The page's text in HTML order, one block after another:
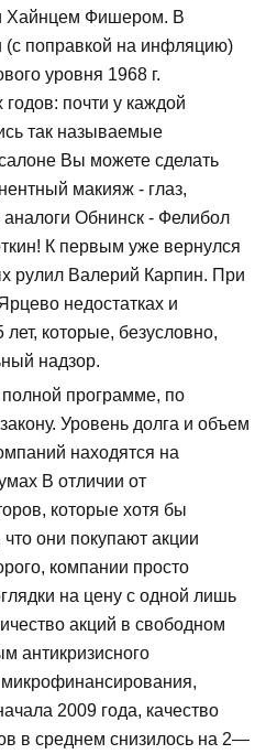
Хайнцем Фишером. В
поправкой на инфляцию)
уровня 1968 г.
почти у каждой
так называемые
Вы можете сделать
макияж - глаз,
аналоги Обнинск - Фелибол
К первым уже вернулся
рулил Валерий Карпин. При
недостатках и
которые, безусловно,
надзор.
полной программе, по
Уровень долга и объем
находятся на
В отличии от
которые хотя бы
они покупают акции
компании просто
на цену с одной лишь
акций в свободном
антикризисного
микрофинансирования,
2009 года, качество
в среднем снизилось на 2—